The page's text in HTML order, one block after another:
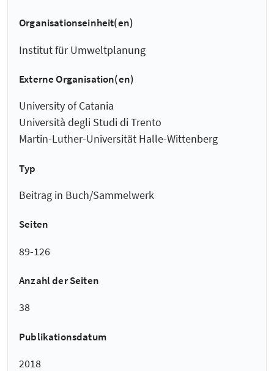
Organisationseinheit(en)
Institut für Umweltplanung
Externe Organisation(en)
University of Catania
Università degli Studi di Trento
Martin-Luther-Universität Halle-Wittenberg
Typ
Beitrag in Buch/Sammelwerk
Seiten
89-126
Anzahl der Seiten
38
Publikationsdatum
2018